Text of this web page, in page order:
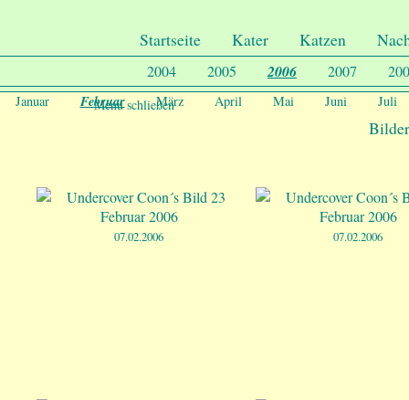
Startseite Kater Katzen
2004 2005 2006 2007
Januar Februar März April Mai Juni Juli
Menu schließen
07.02.2006 07.02.2006